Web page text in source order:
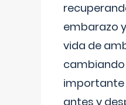
embarazo
vida de
cambiando
importante
antes y